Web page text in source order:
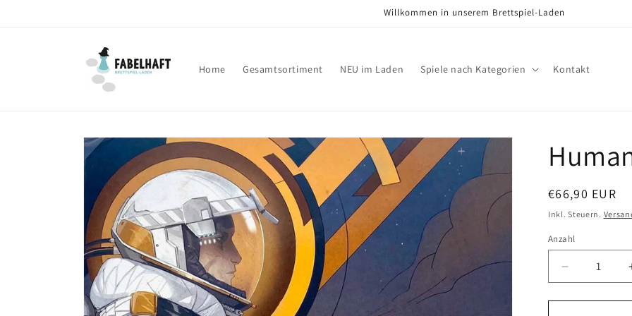
Willkommen in unserem Brettspiel-Laden
Home Gesamtsortiment NEU im Laden Spiele nach Kategorien Kontakt
Zu
Produktinformationen
springen
Normaler
Preis
€66,90 EUR
Inkl. Steuern.
Anzahl
Verringere
die
Menge